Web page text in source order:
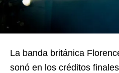
La banda británica
sonó en los créditos